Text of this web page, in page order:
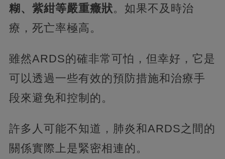
糊、紫紺等嚴重癥狀。如果不及時治
療，死亡率極高。
雖然ARDS的確非常可怕，但幸好，它是
可以透過一些有效的預防措施和治療手
段來避免和控制的。
許多人可能不知道，肺炎和ARDS之間的
關係實際上是緊密相連的。